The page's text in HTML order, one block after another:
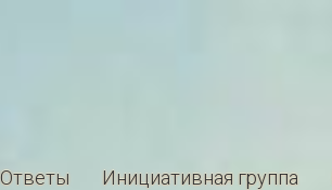
Инициативная группа